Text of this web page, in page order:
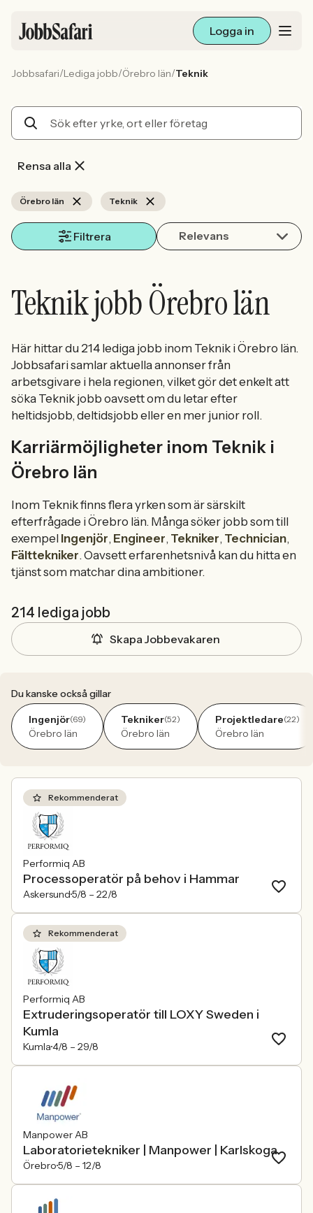
Logga in
Arbetsliv och karriär
Sök med AI
Jobbsafari/Lediga jobb/Örebro län/Teknik
Rensa alla
Örebro län Teknik
Filtrera Relevans
Teknik jobb Örebro län
Här hittar du 214 lediga jobb inom Teknik i Örebro län.
Jobbsafari samlar aktuella annonser från
arbetsgivare i hela regionen, vilket gör det enkelt att
söka Teknik jobb oavsett om du letar efter
heltidsjobb, deltidsjobb eller en mer junior roll.
Karriärmöjligheter inom Teknik i
Örebro län
Inom Teknik finns flera yrken som är särskilt
efterfrågade i Örebro län. Många söker jobb som till
exempel Ingenjör, Engineer, Tekniker, Technician,
Fälttekniker. Oavsett erfarenhetsnivå kan du hitta en
tjänst som matchar dina ambitioner.
214 lediga jobb
Skapa Jobbevakaren
Du kanske också gillar
Ingenjör(69)
Örebro län
Tekniker(52)
Örebro län
Projektledare(22)
Örebro län
Rekommenderat
Performiq AB
Processoperatör på behov i Hammar
Askersund5/8 – 22/8
Rekommenderat
Performiq AB
Extruderingsoperatör till LOXY Sweden i
Kumla
Kumla4/8 – 29/8
Manpower AB
Laboratorietekniker | Manpower | Karlskoga
Örebro5/8 – 12/8